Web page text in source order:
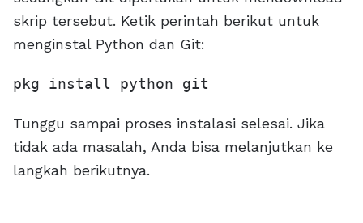
skrip tersebut. Ketik perintah berikut untuk
menginstal Python dan Git:
pkg install python git
Tunggu sampai proses instalasi selesai. Jika
tidak ada masalah, Anda bisa melanjutkan ke
langkah berikutnya.